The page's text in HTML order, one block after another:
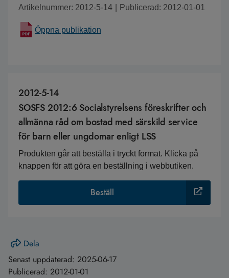
Artikelnummer: 2012-5-14 Publicerad: 2012-01-01
Öppna publikation
2012-5-14
SOSFS 2012:6 Socialstyrelsens föreskrifter och
allmänna råd om bostad med särskild service
för barn eller ungdomar enligt LSS
Produkten går att beställa i tryckt format. Klicka på
knappen för att göra en beställning i webbutiken.
Beställ
Dela
Senast uppdaterad: 2025-06-17
Publicerad: 2012-01-01